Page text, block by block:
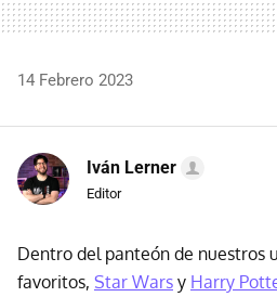
14 Febrero 2023
Iván Lerner
Editor
Dentro del panteón de nuestros
favoritos, Star Wars y Harry